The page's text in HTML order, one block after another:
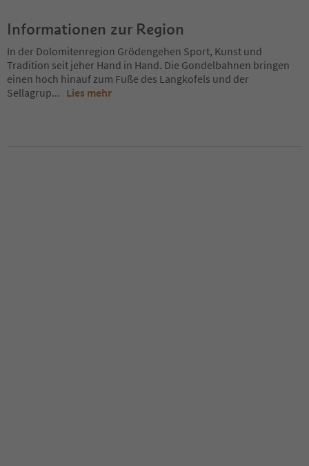
Informationen zur Region
In der Dolomitenregion Grödengehen Sport, Kunst und
Tradition seit jeher Hand in Hand. Die Gondelbahnen bringen
einen hoch hinauf zum Fuße des Langkofels und der
Sellagrup... Lies mehr